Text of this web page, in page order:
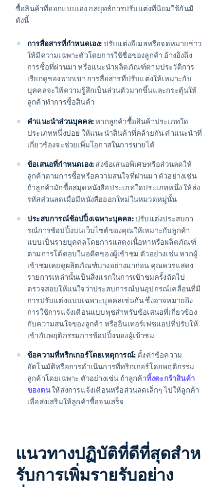
ซื้อสินค้าที่ออกแบบเอง กลยุทธ์การปรับแต่งที่นิยมใช้กันมี
ดังนี้
การสื่อสารที่กําหนดเอง: ปรับแต่งอีเมลหรือจดหมายข่าว
ให้มีความเฉพาะตัวโดยการใช้ชื่อของลูกค้า อ้างอิงถึง
การซื้อที่ผ่านมา หรือแนะนําผลิตภัณฑ์ตามประวัติการ
เรียกดูของพวกเขา การสื่อสารที่ปรับแต่งให้เหมาะกับ
บุคคลจะให้ความรู้สึกเป็นส่วนตัวมากขึ้นและกระตุ้นให้
ลูกค้าทําการซื้อสินค้า
คําแนะนําส่วนบุคคล:หากลูกค้าซื้อสินค้าประเภทใด
ประเภทหนึ่งบ่อย ให้แนะนําสินค้าที่คล้ายกัน คําแนะนําที่
เกี่ยวข้องจะช่วยเพิ่มโอกาสในการขายได้
ข้อเสนอที่กําหนดเอง: ส่งข้อเสนอพิเศษหรือส่วนลดให้
ลูกค้าตามการซื้อหรือความสนใจที่ผ่านมา ตัวอย่างเช่น
ถ้าลูกค้ามักซื้อสมุดหนังสือประเภทใดประเภทหนึ่ง ให้ส่ง
รหัสส่วนลดเมื่อมีหนังสือออกใหม่ในหมวดหมู่นั้น
ประสบการณ์ช้อปปิ้งเฉพาะบุคคล:ปรับแต่งประสบกา
รณ์การช้อปปิ้งบนเว็บไซต์ของคุณให้เหมาะกับลูกค้า
แบบเป็นรายบุคคลโดยการแสดงเนื้อหาหรือผลิตภัณฑ์
ตามการโต้ตอบในอดีตของผู้เข้าชม ตัวอย่างเช่น หากผู้
เข้าชมเคยดูผลิตภัณฑ์บางอย่างมาก่อน คุณควรแสดง
รายการเหล่านั้นเป็นสิ่งแรกในการเข้าชมครั้งถัดไป
ตรวจสอบให้แน่ใจว่าประสบการณ์บนอุปกรณ์เคลื่อนที่มี
การปรับแต่งแบบเฉพาะบุคคลเช่นกัน ซึ่งอาจหมายถึง
การใช้การแจ้งเตือนแบบพุชสําหรับข้อเสนอที่เกี่ยวข้อง
กับความสนใจของลูกค้า หรืออินเทอร์เฟซแอปที่ปรับให้
เข้ากับพฤติกรรมการช้อปปิ้งของผู้เข้าชม
ข้อความที่ทริกเกอร์โดยเหตุการณ์: ตั้งค่าข้อความ
อัตโนมัติหรือการดําเนินการที่ทริกเกอร์โดยพฤติกรรม
ลูกค้าโดยเฉพาะ ตัวอย่างเช่น ถ้าลูกค้าทิ้งตะกร้าสินค้า
ของตนให้ส่งการแจ้งเตือนหรือส่วนลดเล็กๆ ไปให้ลูกค้า
เพื่อส่งเสริมให้ลูกค้าซื้อจนเสร็จ
แนวทางปฏิบัติที่ดีที่สุดสําห
รับการเพิ่มรายรับอย่าง